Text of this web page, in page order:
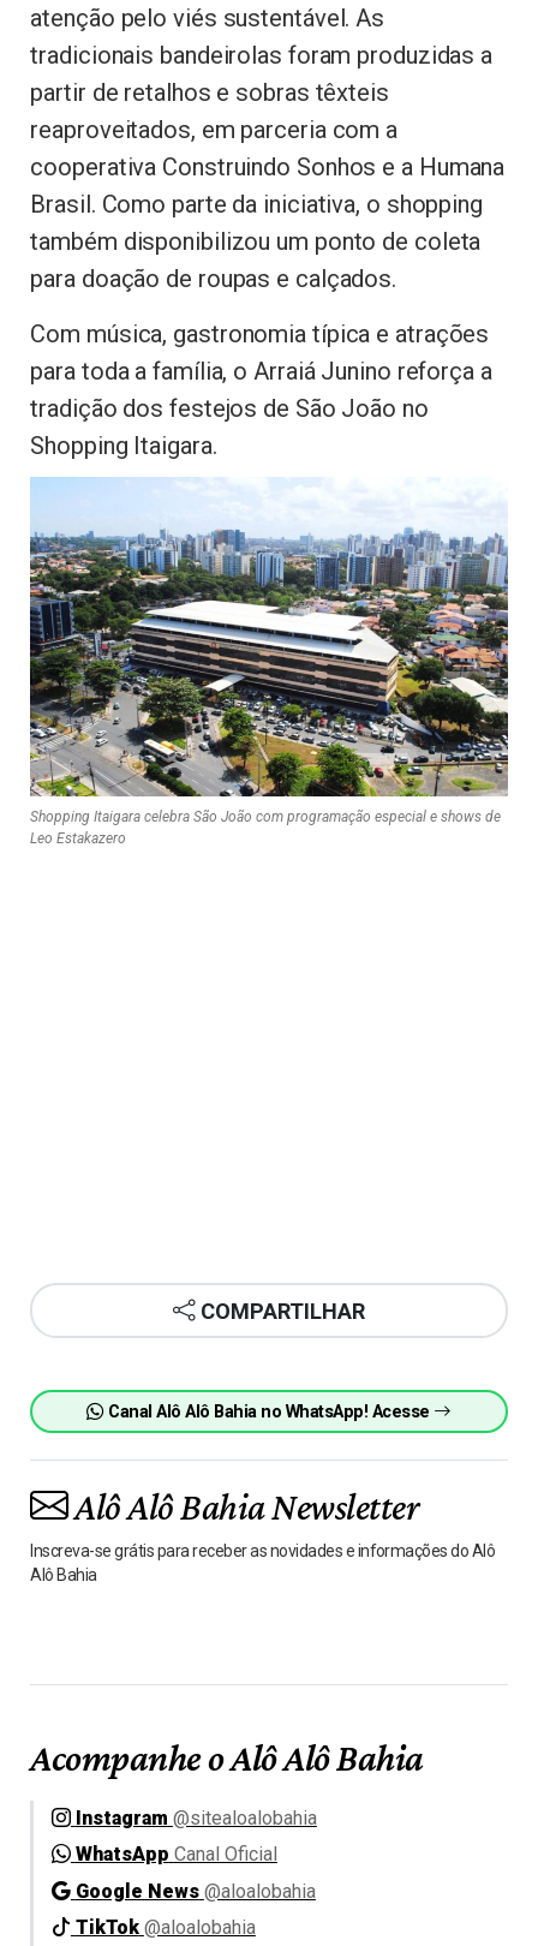
atenção pelo viés sustentável. As
tradicionais bandeirolas foram produzidas a
partir de retalhos e sobras têxteis
reaproveitados, em parceria com a
cooperativa Construindo Sonhos e a Humana
Brasil. Como parte da iniciativa, o shopping
também disponibilizou um ponto de coleta
para doação de roupas e calçados.
Com música, gastronomia típica e atrações
para toda a família, o Arraiá Junino reforça a
tradição dos festejos de São João no
Shopping Itaigara.
Shopping Itaigara celebra São João com programação especial e shows de
Leo Estakazero
COMPARTILHAR
Canal Alô Alô Bahia no WhatsApp! Acesse
Alô Alô Bahia Newsletter
Inscreva-se grátis para receber as novidades e informações do Alô
Alô Bahia
Acompanhe o Alô Alô Bahia
Instagram @sitealoalobahia
WhatsApp Canal Oficial
Google News @aloalobahia
TikTok @aloalobahia